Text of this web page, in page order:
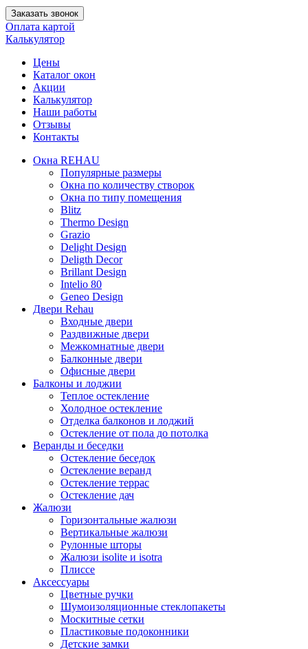
Заказать звонок
Оплата картой
Калькулятор
Цены
Каталог окон
Акции
Калькулятор
Наши работы
Отзывы
Контакты
Окна REHAU
Популярные размеры
Окна по количеству створок
Окна по типу помещения
Blitz
Thermo Design
Grazio
Delight Design
Deligth Decor
Brillant Design
Intelio 80
Geneo Design
Двери Rehau
Входные двери
Раздвижные двери
Межкомнатные двери
Балконные двери
Офисные двери
Балконы и лоджии
Теплое остекление
Холодное остекление
Отделка балконов и лоджий
Остекление от пола до потолка
Веранды и беседки
Остекление беседок
Остекление веранд
Остекление террас
Остекление дач
Жалюзи
Горизонтальные жалюзи
Вертикальные жалюзи
Рулонные шторы
Жалюзи isolite и isotra
Плиссе
Аксессуары
Цветные ручки
Шумоизоляционные стеклопакеты
Москитные сетки
Пластиковые подоконники
Детские замки